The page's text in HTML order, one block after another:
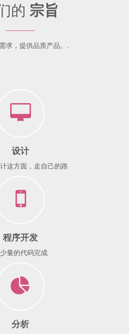
的 宗旨
求，提供品质产品。.
设计
这方面，走自己的路
程序开发
量的代码完成
分析